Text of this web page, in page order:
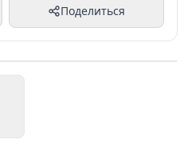
Поделиться